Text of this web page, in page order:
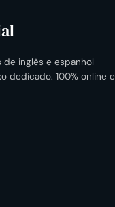
de inglês e espanhol
dedicado. 100% online e